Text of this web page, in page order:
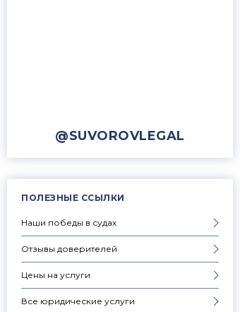
@SUVOROVLEGAL
ПОЛЕЗНЫЕ ССЫЛКИ
Наши победы в судах
Отзывы доверителей
Цены на услуги
Все юридические услуги